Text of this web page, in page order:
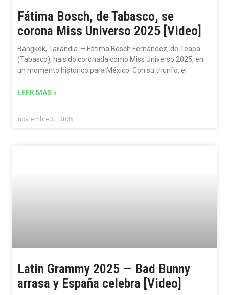
Fátima Bosch, de Tabasco, se
corona Miss Universo 2025 [Video]
Bangkok, Tailandia. – Fátima Bosch Fernández, de Teapa
(Tabasco), ha sido coronada como Miss Universo 2025, en
un momento histórico para México. Con su triunfo, el
LEER MÁS »
noviembre 21, 2025
Latin Grammy 2025 — Bad Bunny
arrasa y España celebra [Video]